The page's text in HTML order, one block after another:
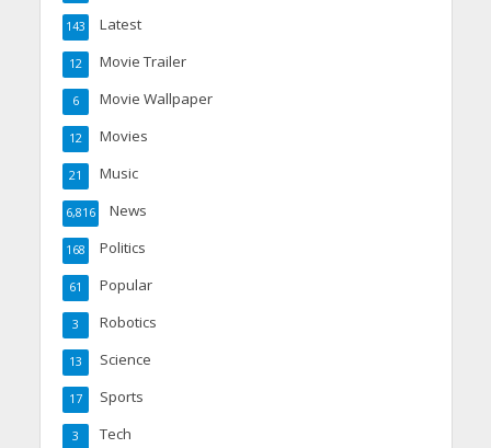
Latest
143
Movie Trailer
12
Movie Wallpaper
6
Movies
12
Music
21
News
6,816
Politics
168
Popular
61
Robotics
3
Science
13
Sports
17
Tech
3